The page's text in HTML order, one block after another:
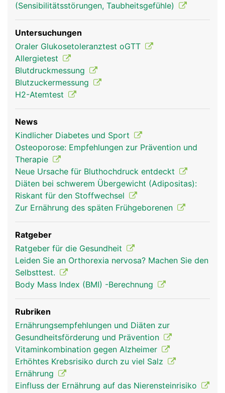
(Sensibilitätsstörungen, Taubheitsgefühle)
Untersuchungen
Oraler Glukosetoleranztest oGTT
Allergietest
Blutdruckmessung
Blutzuckermessung
H2-Atemtest
News
Kindlicher Diabetes und Sport
Osteoporose: Empfehlungen zur Prävention und
Therapie
Neue Ursache für Bluthochdruck entdeckt
Diäten bei schwerem Übergewicht (Adipositas):
Riskant für den Stoffwechsel
Zur Ernährung des späten Frühgeborenen
Ratgeber
Ratgeber für die Gesundheit
Leiden Sie an Orthorexia nervosa? Machen Sie den
Selbsttest.
Body Mass Index (BMI) -Berechnung
Rubriken
Ernährungsempfehlungen und Diäten zur
Gesundheitsförderung und Prävention
Vitaminkombination gegen Alzheimer
Erhöhtes Krebsrisiko durch zu viel Salz
Ernährung
Einfluss der Ernährung auf das Nierensteinrisiko